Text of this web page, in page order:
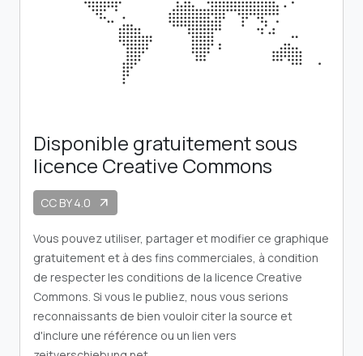
Disponible gratuitement sous
licence Creative Commons
CC BY 4.0 arrow_outward
Vous pouvez utiliser, partager et modifier ce graphique
gratuitement et à des fins commerciales, à condition
de respecter les conditions de la licence Creative
Commons. Si vous le publiez, nous vous serions
reconnaissants de bien vouloir citer la source et
d'inclure une référence ou un lien vers